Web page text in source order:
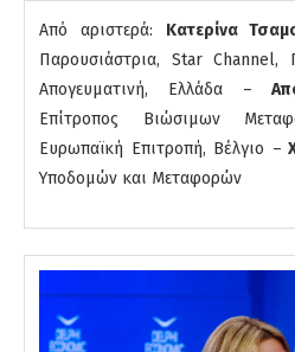
Από αριστερά: Κατερίνα
Παρουσιάστρια, Star Channel,
Απογευματινή, Ελλάδα –
Επίτροπος Βιώσιμων
Ευρωπαϊκή Επιτροπή, Βέλγιο –
Υποδομών και Μεταφορών